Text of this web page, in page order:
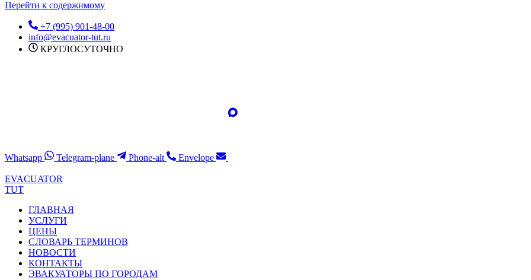
Перейти к содержимому
+7 (995) 901-48-00
info@evacuator-tut.ru
КРУГЛОСУТОЧНО
Whatsapp Telegram-plane Phone-alt Envelope
EVACUATOR
TUT
ГЛАВНАЯ
УСЛУГИ
ЦЕНЫ
СЛОВАРЬ ТЕРМИНОВ
НОВОСТИ
КОНТАКТЫ
ЭВАКУАТОРЫ ПО ГОРОДАМ